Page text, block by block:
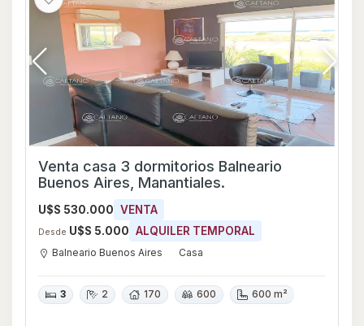
Venta casa 3 dormitorios Balneario
Buenos Aires, Manantiales.
U$S 530.000 VENTA
Desde U$S 5.000 ALQUILER TEMPORAL
Balneario Buenos Aires Casa
3 2 170 600 600 m²